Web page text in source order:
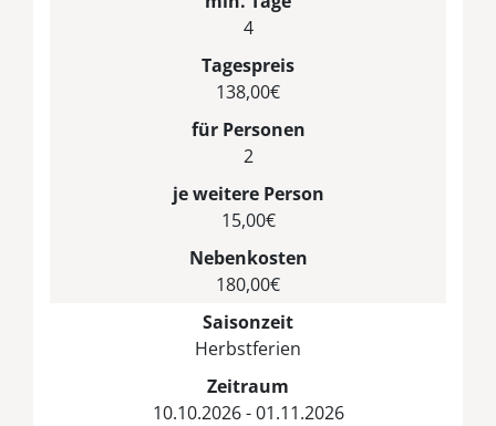
4
Tagespreis
138,00€
für Personen
2
je weitere Person
15,00€
Nebenkosten
180,00€
Saisonzeit
Herbstferien
Zeitraum
10.10.2026 - 01.11.2026